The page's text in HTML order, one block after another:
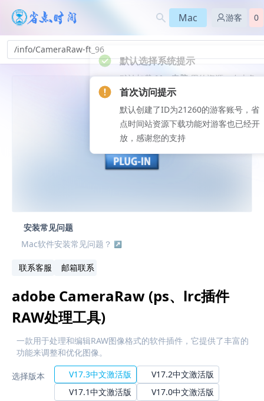
Mac 游客 0
/info/CameraRaw-ft_96
安装常见问题
Mac软件安装常见问题？
联系客服 邮箱联系
adobe CameraRaw (ps、lrc插件
RAW处理工具)
一款用于处理和编辑RAW图像格式的软件插件，它提供了丰富的
功能来调整和优化图像。
选择版本 V17.3中文激活版
V17.2中文激活版
V17.1中文激活版
V17.0中文激活版
首次访问提示
默认创建了ID为21260的游客账号，省
点时间站资源下载功能对游客也已经开
放，感谢您的支持